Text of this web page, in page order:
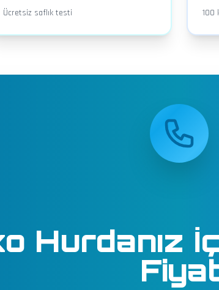
Ücretsiz saflık testi 100
Hurdanız